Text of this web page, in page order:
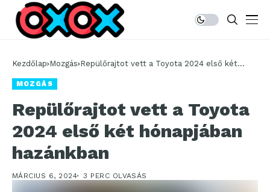
Kezdőlap Mozgás Repülőrajtot vett a Toyota 2024 első két
MOZGÁS
Repülőrajtot vett a Toyota
2024 első két hónapjában
hazánkban
MÁRCIUS 6, 2024 3 PERC OLVASÁS